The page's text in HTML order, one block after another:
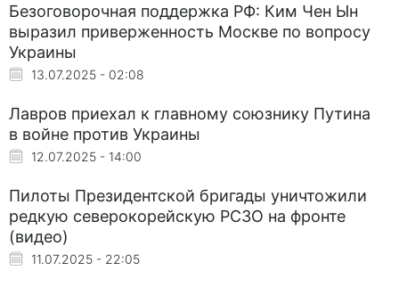
Безоговорочная поддержка РФ: Ким Чен Ын
выразил приверженность Москве по вопросу
Украины
13.07.2025 - 02:08
Лавров приехал к главному союзнику Путина
в войне против Украины
12.07.2025 - 14:00
Пилоты Президентской бригады уничтожили
редкую северокорейскую РСЗО на фронте
(видео)
11.07.2025 - 22:05